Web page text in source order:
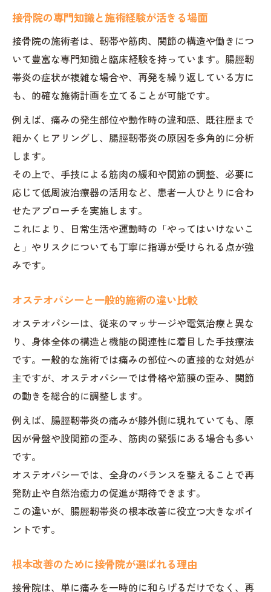
接骨院の専門知識と施術経験が活きる場面
接骨院の施術者は、靭帯や筋肉、関節の構造や働きにつ
いて豊富な専門知識と臨床経験を持っています。腸脛靭
帯炎の症状が複雑な場合や、再発を繰り返している方に
も、的確な施術計画を立てることが可能です。
例えば、痛みの発生部位や動作時の違和感、既往歴まで
細かくヒアリングし、腸脛靭帯炎の原因を多角的に分析
します。
その上で、手技による筋肉の緩和や関節の調整、必要に
応じて低周波治療器の活用など、患者一人ひとりに合わ
せたアプローチを実施します。
これにより、日常生活や運動時の「やってはいけないこ
と」やリスクについても丁寧に指導が受けられる点が強
みです。
オステオパシーと一般的施術の違い比較
オステオパシーは、従来のマッサージや電気治療と異な
り、身体全体の構造と機能の関連性に着目した手技療法
です。一般的な施術では痛みの部位への直接的な対処が
主ですが、オステオパシーでは骨格や筋膜の歪み、関節
の動きを総合的に調整します。
例えば、腸脛靭帯炎の痛みが膝外側に現れていても、原
因が骨盤や股関節の歪み、筋肉の緊張にある場合も多い
です。
オステオパシーでは、全身のバランスを整えることで再
発防止や自然治癒力の促進が期待できます。
この違いが、腸脛靭帯炎の根本改善に役立つ大きなポイ
ントです。
根本改善のために接骨院が選ばれる理由
接骨院は、単に痛みを一時的に和らげるだけでなく、再